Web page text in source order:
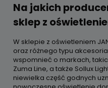
Na jakich
sklep z
W sklepie z oświetleniem
oraz różnego typu
wspomnieć o markach,
Zuma Line, a także Sollux
niewielka część godnych